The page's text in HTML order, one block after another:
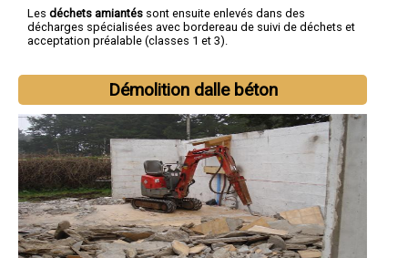
Les déchets amiantés sont ensuite enlevés dans des
décharges spécialisées avec bordereau de suivi de déchets et
acceptation préalable (classes 1 et 3).
Démolition dalle béton